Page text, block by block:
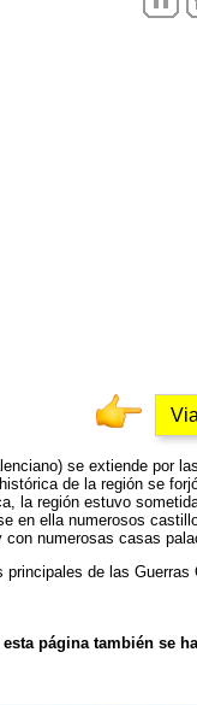
se extiende por
de la región se
la región estuvo
en ella numerosos
numerosas casas
de las Guerras
página también se